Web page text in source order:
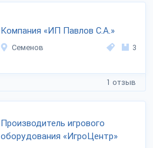
Компания «ИП Павлов С.А.»
Семенов 3
1 отзыв
Производитель игрового
оборудования «ИгроЦентр»